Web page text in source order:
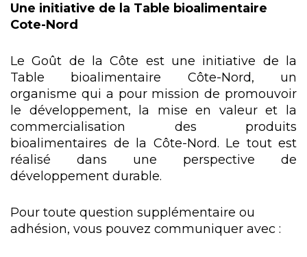
Une initiative de la Table bioalimentaire
Cote-Nord
Le Goût de la Côte est une initiative de la
Table bioalimentaire Côte-Nord, un
organisme qui a pour mission de promouvoir
le développement, la mise en valeur et la
commercialisation des produits
bioalimentaires de la Côte-Nord. Le tout est
réalisé dans une perspective de
développement durable.
Pour toute question supplémentaire ou
adhésion, vous pouvez communiquer avec :